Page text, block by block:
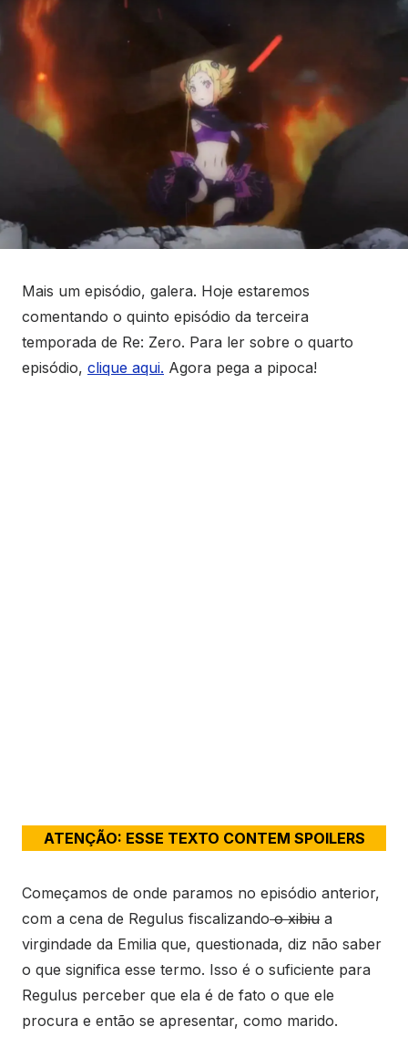
Mais um episódio, galera. Hoje estaremos
comentando o quinto episódio da terceira
temporada de Re: Zero. Para ler sobre o quarto
episódio, clique aqui. Agora pega a pipoca!
ATENÇÃO: ESSE TEXTO CONTEM SPOILERS
Começamos de onde paramos no episódio anterior,
com a cena de Regulus fiscalizandoo xibiu a
virgindade da Emilia que, questionada, diz não saber
o que significa esse termo. Isso é o suficiente para
Regulus perceber que ela é de fato o que ele
procura e então se apresentar, como marido.